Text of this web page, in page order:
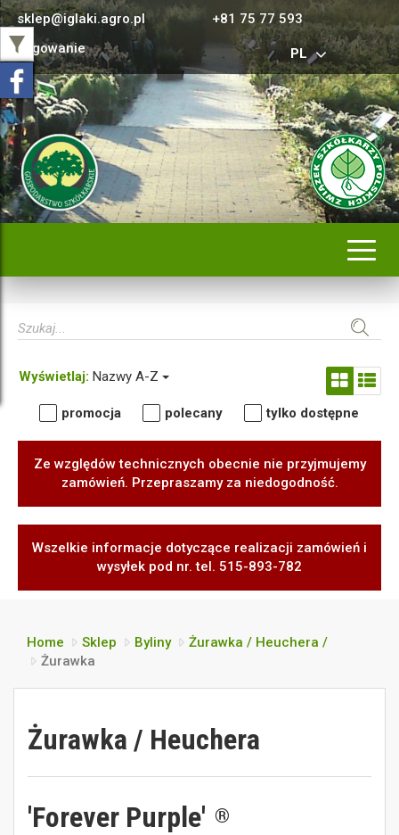
sklep@iglaki.agro.pl
+81 75 77 593
Logowanie
PL
Wyświetlaj: Nazwy A-Z
promocja polecany tylko dostępne
Ze względów technicznych obecnie nie przyjmujemy
zamówień. Przepraszamy za niedogodność.
Wszelkie informacje dotyczące realizacji zamówień i
wysyłek pod nr. tel. 515-893-782
Home Sklep Byliny
Żurawka / Heuchera /
Żurawka
Żurawka / Heuchera
'Forever Purple' ®